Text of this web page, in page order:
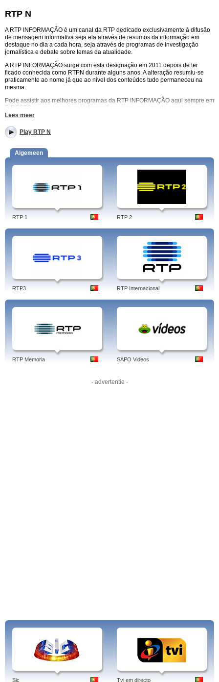
RTP N
A RTP INFORMAÇÂO é um canal da RTP dedicado exclusivamente à difusão
de mensagem informativa seja ela através de resumos da informação em
destaque no dia a cada hora, seja através de programas de investigação
jornalística e debate sobre temas da atualidade.
A RTP INFORMAÇÃO surge com esta designação em 2011 depois de ter
ficado conhecida como RTPN durante alguns anos. A alteração resumiu-se
praticamente ao nome já que ao nível dos conteúdos tudo permaneceu na
mesma.
Pode assistir aos melhores programas da RTP INFORMAÇÃO aqui sempre em
DIRECTO e a qualquer hora! Informação sempre em cima do acontecimento,
cobertura dos grandes acontecimentos nacionais e internacionais, a RTP
que pretende aqui.
DIA PORTUGAL com apresentação de Carla Trafaria e João Tomé de
Carvalho.
A MANHÃ INFORMATIVA segue até às 12:00 altura em que começa o JORNAL
ZOOM ÁFRICA, MUNDO AUTOMÓVEL, O NOSSO TEMPO e CONVERSAS DE
ESCRITORES, um espaço dedicado à literatura com apresentação de José
publicado e consagrado.
A TARDE INFORMATIVA na RTP informação começa às 15:00 e prolonga-se
até às 19:00 altura em que começa o JORNAL DAS 19:00.
No site da RTP INFORMAÇÃO tem disponível a emissão completa em directo
e pode igualmente acompanhar a RTP INFORMAÇÃO online connosco. Toda
a informação e os melhores programas informativos no local do costume onde
pode ver e rever os melhores momentos informativos do dia ou aquele
Aqui em DIRECTO!
As últimas notícias através de novos vídeos online. No seu website, a RTPN
temático da RTP para a televisão por cabo, tendo iniciado as suas emissões
em 31 de Maio de 2004.
Programas:
360º, 4 x CIÊNCIA, 5 Minutos Europa, A Cor do Dinheiro, A Hora de
Baco, Antena Aberta, Avenida da Liberdade, BOLSA DE EMPREGO,
CINEMAX, Contas Certas, Conversas de Escritores (I), Conversas de
Especial, Edição Especial : Debate Eleições Sporting, Edição Especial
Informação, ENTREVISTA, Especial Entrevista: Dolores Aveiro, ESPECIAL
Lees meer
Play RTP N
Algemeen
RTP 1 RTP 2
RTP3 RTP Internacional
RTP Memoria SAPO Videos
- advertentie -
Sic Tvi em directo